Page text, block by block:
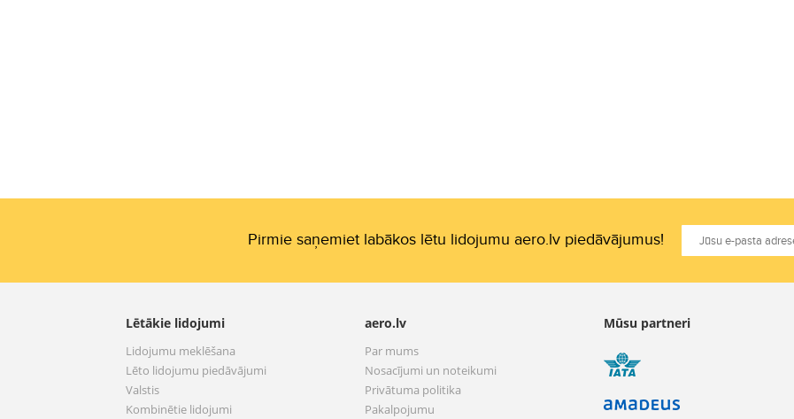
Pirmie saņemiet labākos lētu lidojumu aero.lv piedāvājumus!
Lētākie lidojumi
Lidojumu meklēšana
Lēto lidojumu piedāvājumi
Valstis
Kombinētie lidojumi
aero.lv
Par mums
Nosacījumi un noteikumi
Privātuma politika
Pakalpojumu
Mūsu partneri